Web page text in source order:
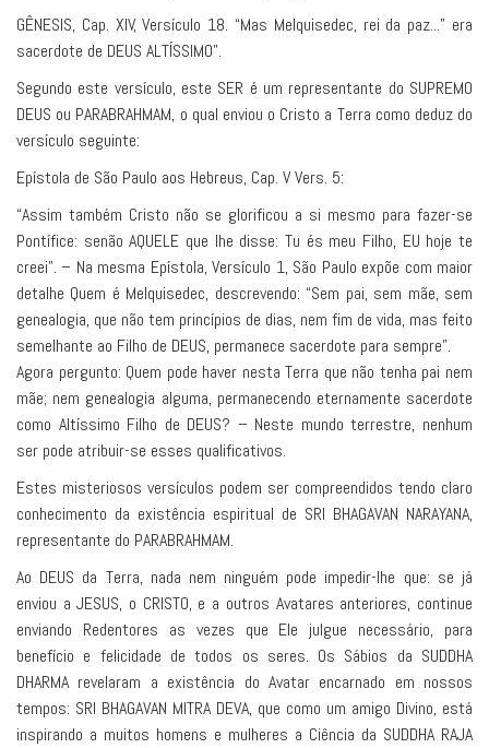
GÊNESIS, Cap. XIV, Versículo 18. “Mas Melquisedec, rei da paz...” era
sacerdote de DEUS ALTÍSSIMO”.
Segundo este versículo, este SER é um representante do SUPREMO
DEUS ou PARABRAHMAM, o qual enviou o Cristo a Terra como deduz do
versículo seguinte:
Epístola de São Paulo aos Hebreus, Cap. V Vers. 5:
“Assim também Cristo não se glorificou a si mesmo para fazer-se
Pontífice: senão AQUELE que lhe disse: Tu és meu Filho, EU hoje te
creei”. – Na mesma Epístola, Versículo 1, São Paulo expõe com maior
detalhe Quem é Melquisedec, descrevendo: “Sem pai, sem mãe, sem
genealogia, que não tem princípios de dias, nem fim de vida, mas feito
semelhante ao Filho de DEUS, permanece sacerdote para sempre”.
Agora pergunto: Quem pode haver nesta Terra que não tenha pai nem
mãe; nem genealogia alguma, permanecendo eternamente sacerdote
como Altíssimo Filho de DEUS? – Neste mundo terrestre, nenhum
ser pode atribuir-se esses qualificativos.
Estes misteriosos versículos podem ser compreendidos tendo claro
conhecimento da existência espiritual de SRI BHAGAVAN NARAYANA,
representante do PARABRAHMAM.
Ao DEUS da Terra, nada nem ninguém pode impedir-lhe que: se já
enviou a JESUS, o CRISTO, e a outros Avatares anteriores, continue
enviando Redentores as vezes que Ele julgue necessário, para
benefício e felicidade de todos os seres. Os Sábios da SUDDHA
DHARMA revelaram a existência do Avatar encarnado em nossos
tempos: SRI BHAGAVAN MITRA DEVA, que como um amigo Divino, está
inspirando a muitos homens e mulheres a Ciência da SUDDHA RAJA